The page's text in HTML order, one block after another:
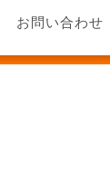
お問い合わせ